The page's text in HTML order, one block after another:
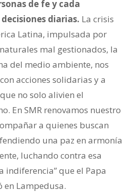
de fe y cada
diarias. La crisis
Latina, impulsada por
mal gestionados, la
del medio ambiente, nos
acciones solidarias y a
no solo alivien el
En SMR renovamos nuestro
a quienes buscan
una paz en armonía
luchando contra esa
indiferencia” que el Papa
en Lampedusa.